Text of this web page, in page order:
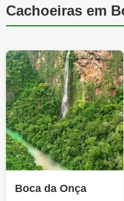
Cachoeiras em
Boca da Onça